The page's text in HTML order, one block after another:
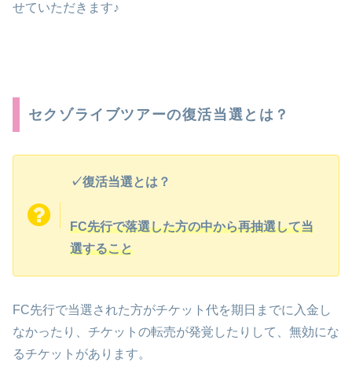
せていただきます♪
セクゾライブツアーの復活当選とは？
✓復活当選とは？
FC先行で落選した方の中から再抽選して当
選すること
FC先行で当選された方がチケット代を期日までに入金し
なかったり、チケットの転売が発覚したりして、無効にな
るチケットがあります。